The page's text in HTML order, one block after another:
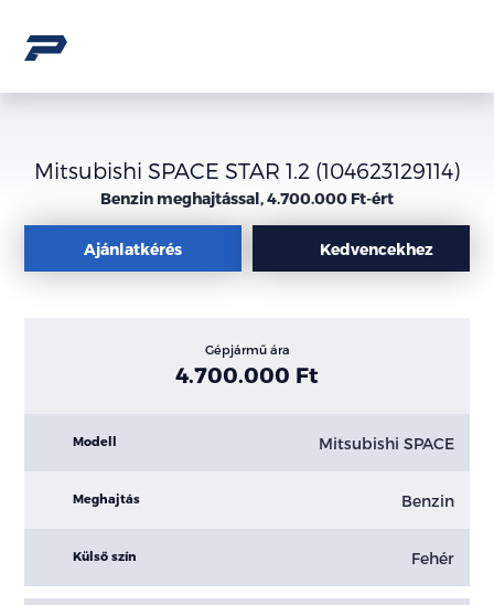
Mitsubishi SPACE STAR 1.2 (104623129114)
Benzin meghajtással, 4.700.000 Ft-ért
Ajánlatkérés Kedvencekhez
Gépjármű ára
4.700.000 Ft
Modell Mitsubishi SPACE
Meghajtás Benzin
Külső szín Fehér